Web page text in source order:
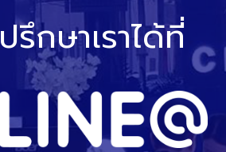
ปรึกษาเราได้ที่